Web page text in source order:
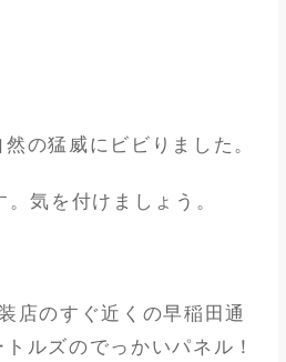
ゾンな日々
の猛威にビビりました。
気を付けましょう。
店のすぐ近くの早稲田通
ルズのでっかいパネル！